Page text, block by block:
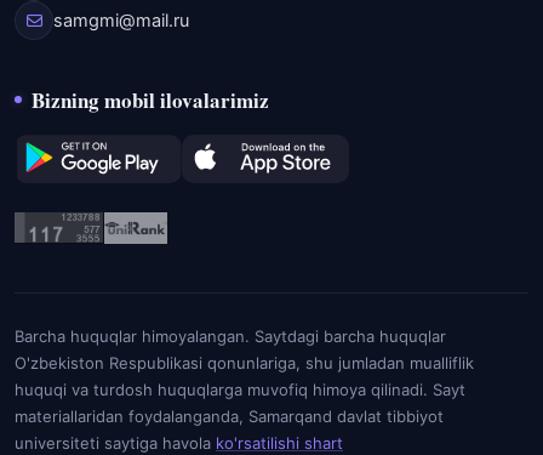
samgmi@mail.ru
Bizning mobil ilovalarimiz
Barcha huquqlar himoyalangan. Saytdagi barcha huquqlar
O'zbekiston Respublikasi qonunlariga, shu jumladan mualliflik
huquqi va turdosh huquqlarga muvofiq himoya qilinadi. Sayt
materiallaridan foydalanganda, Samarqand davlat tibbiyot
universiteti saytiga havola ko'rsatilishi shart